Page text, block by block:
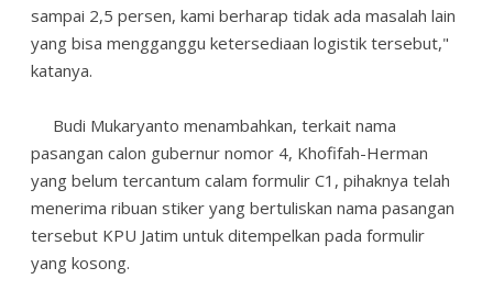
sampai 2,5 persen, kami berharap tidak ada masalah lain
yang bisa mengganggu ketersediaan logistik tersebut,"
katanya.
Budi Mukaryanto menambahkan, terkait nama
pasangan calon gubernur nomor 4, Khofifah-Herman
yang belum tercantum calam formulir C1, pihaknya telah
menerima ribuan stiker yang bertuliskan nama pasangan
tersebut KPU Jatim untuk ditempelkan pada formulir
yang kosong.